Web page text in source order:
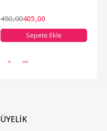
450,00405,00
Sepete Ekle
» »»
ÜYELIK